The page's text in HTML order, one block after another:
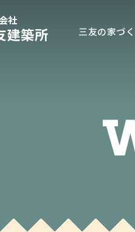
社
建築所 三友の家づ
三友の家づく
ご相談から完成までの流